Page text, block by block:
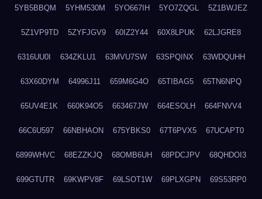
5YB5BBQM 5YHM530M 5YO667IH 5YO7ZQGL 5Z1BWJEZ
5Z1VP9TD 5ZYFJGV9 60IZ2Y44 60X8LPUK 62LJGRE8
6316UU0I 634ZKLU1 63MVU7SW 63SPQINX 63WDQUHH
63X60DYM 64996J11 659M6G4O 65TIBAG5 65TN6NPQ
65UV4E1K 660K94O5 663467JW 664ESOLH 664FNVV4
66C6U597 66NBHAON 675YBKS0 67T6PVX5 67UCAPT0
6899WHVC 68EZZKJQ 68OMB6UH 68PDCJPV 68QHDOI3
699GTUTR 69KWPV8F 69LSOT1W 69PLXGPN 69S53RP0